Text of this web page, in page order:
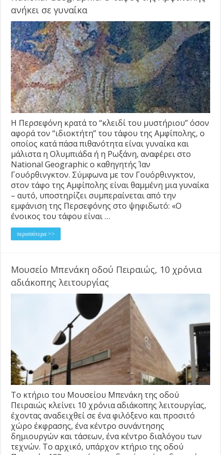
ανήκει σε γυναίκα
Η Περσεφόνη κρατά το “κλειδί του μυστήριου” όσον
αφορά τον “ιδιοκτήτη” του τάφου της Αμφίπολης, ο
οποίος κατά πάσα πιθανότητα είναι γυναίκα και
μάλιστα η Ολυμπιάδα ή η Ρωξάνη, αναφέρει στο
National Geographic ο καθηγητής Ίαν
Γουόρθινγκτον. Σύμφωνα με τον Γουόρθινγκτον,
στον τάφο της Αμφίπολης είναι θαμμένη μια γυναίκα
– αυτό, υποστηρίζει συμπεραίνεται από την
εμφάνιση της Περσεφόνης στο ψηφιδωτό: «Ο
ένοικος του τάφου είναι …
περισσότερα >>
Μουσείο Μπενάκη οδού Πειραιώς, 10 χρόνια
αδιάκοπης λειτουργίας
Το κτήριο του Μουσείου Μπενάκη της οδού
Πειραιώς κλείνει 10 χρόνια αδιάκοπης λειτουργίας,
έχοντας αναδειχθεί σε ένα φιλόξενο και προσιτό
χώρο έκφρασης, ένα κέντρο συνάντησης
δημιουργών και τάσεων, ένα κέντρο διαλόγου των
τεχνών. Το αρχικό, υπάρχον κτήριο της οδού